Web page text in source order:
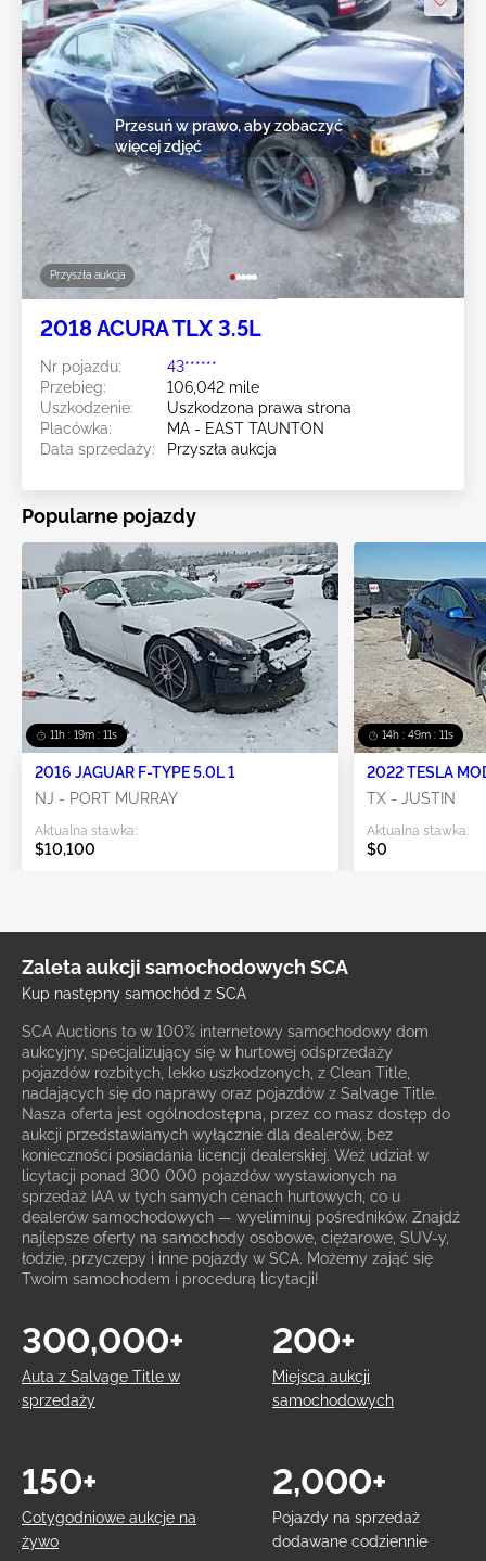
Przyszła aukcja
Przesuń w prawo, aby zobaczyć
więcej zdjęć
2018 ACURA TLX 3.5L
Nr pojazdu:
43******
Przebieg:
106,042 mile
Uszkodzenie:
Uszkodzona prawa strona
Placówka:
MA - EAST TAUNTON
Data sprzedaży:
Przyszła aukcja
Popularne pojazdy
11h : 19m : 08s
2016 JAGUAR F-TYPE 5.0L 1
NJ - PORT MURRAY
Aktualna stawka:
$10,100
14h : 49m : 08s
2022 TESLA
TX - JUSTIN
Aktualna stawka:
$0
Zaleta aukcji samochodowych SCA
Kup następny samochód z SCA
SCA Auctions to w 100% internetowy samochodowy dom
aukcyjny, specjalizujący się w hurtowej odsprzedaży
pojazdów rozbitych, lekko uszkodzonych, z Clean Title,
nadających się do naprawy oraz pojazdów z Salvage Title.
Nasza oferta jest ogólnodostępna, przez co masz dostęp do
aukcji przedstawianych wyłącznie dla dealerów, bez
konieczności posiadania licencji dealerskiej. Weź udział w
licytacji ponad 300 000 pojazdów wystawionych na
sprzedaż IAA w tych samych cenach hurtowych, co u
dealerów samochodowych — wyeliminuj pośredników. Znajdź
najlepsze oferty na samochody osobowe, ciężarowe, SUV-y,
łodzie, przyczepy i inne pojazdy w SCA. Możemy zająć się
Twoim samochodem i procedurą licytacji!
Auta z Salvage Title w
sprzedaży
300,000+
Miejsca aukcji
samochodowych
200+
Cotygodniowe aukcje na
żywo
150+
Pojazdy na sprzedaż
dodawane codziennie
2,000+